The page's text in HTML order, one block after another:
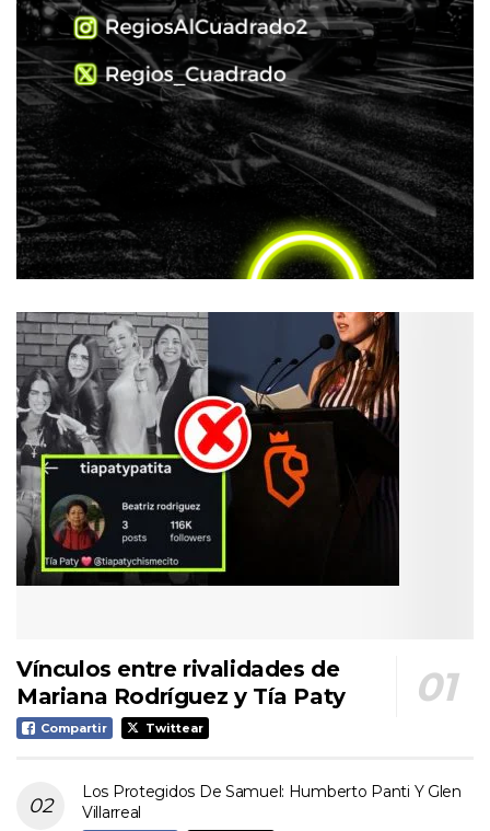
Vínculos entre rivalidades de
Mariana Rodríguez y Tía Paty
Compartir Twittear
Los Protegidos De Samuel: Humberto Panti Y Glen
Villarreal